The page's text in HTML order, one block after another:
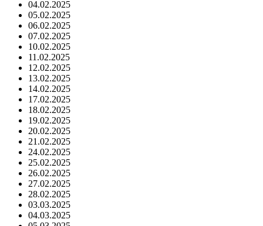
04.02.2025
05.02.2025
06.02.2025
07.02.2025
10.02.2025
11.02.2025
12.02.2025
13.02.2025
14.02.2025
17.02.2025
18.02.2025
19.02.2025
20.02.2025
21.02.2025
24.02.2025
25.02.2025
26.02.2025
27.02.2025
28.02.2025
03.03.2025
04.03.2025